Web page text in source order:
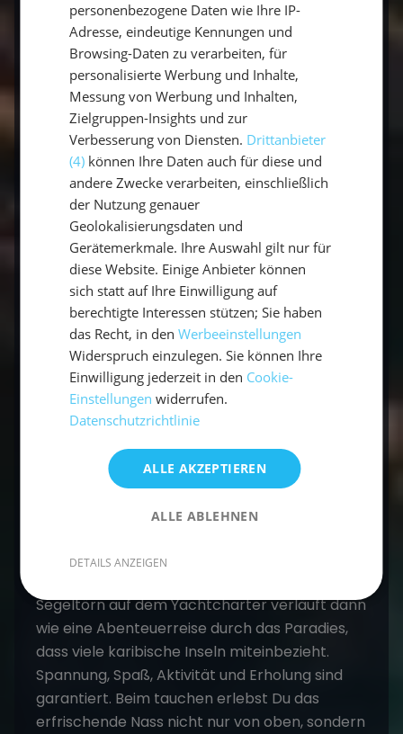
Reiseapotheke mit notwendigen
Medikamenten und Sonnenschutzmittel. Viel
Schnickschnack benötigst Du nicht auf Deiner
Segelurlaub. Wenn Du Musikfan bist, kannst Du
Deine Lieblingsmusik mitnehmen. Weiteres
Wissenswertes für Dein Urlaubsgepäck
erfährst Duhier.
Was muss ich beim Segeln beachten?
Sowohl Segelanfänger, als auch Erfahrene sind
herzlich willkommen an Bord. Somit wird der
Teamgeist gestärkt und Du kannst etwas
lernen. Du solltest körperlich fit sein, um
Wie läuft die Segelroute durch das
karibische Segelrevier ab?
endet nach 14 Nächten auch wieder in
Martinique. Die karibische Insel Martinique ist
eine Naturschönheit und weitere
fühlen sich hier so wohl, dass diese Insel viele
Segeltörn auf dem Yachtcharter verläuft dann
wie eine Abenteuerreise durch das Paradies,
dass viele karibische Inseln miteinbezieht.
Spannung, Spaß, Aktivität und Erholung sind
garantiert. Beim tauchen erlebst Du das
erfrischende Nass nicht nur von oben, sondern
personenbezogene Daten wie Ihre IP-
Adresse, eindeutige Kennungen und
Browsing-Daten zu verarbeiten, für
personalisierte Werbung und Inhalte,
Messung von Werbung und Inhalten,
Zielgruppen-Insights und zur
Verbesserung von Diensten. Drittanbieter
(4) können Ihre Daten auch für diese und
andere Zwecke verarbeiten, einschließlich
der Nutzung genauer
Geolokalisierungsdaten und
Gerätemerkmale. Ihre Auswahl gilt nur für
diese Website. Einige Anbieter können
sich statt auf Ihre Einwilligung auf
berechtigte Interessen stützen; Sie haben
das Recht, in denWerbeeinstellungen
Widerspruch einzulegen. Sie können Ihre
Einwilligung jederzeit in den Cookie-
Einstellungen widerrufen.
Datenschutzrichtlinie
ALLE AKZEPTIEREN
ALLE ABLEHNEN
DETAILS ANZEIGEN